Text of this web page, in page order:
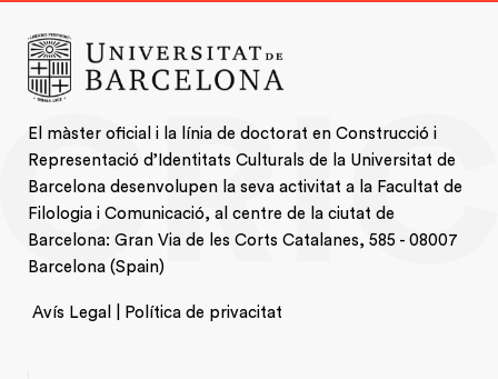
El màster oficial i la línia de doctorat en Construcció i
Representació d’Identitats Culturals de la Universitat de
Barcelona desenvolupen la seva activitat a la Facultat de
Filologia i Comunicació, al centre de la ciutat de
Barcelona: Gran Via de les Corts Catalanes, 585 - 08007
Barcelona (Spain)
Avís Legal | Política de privacitat